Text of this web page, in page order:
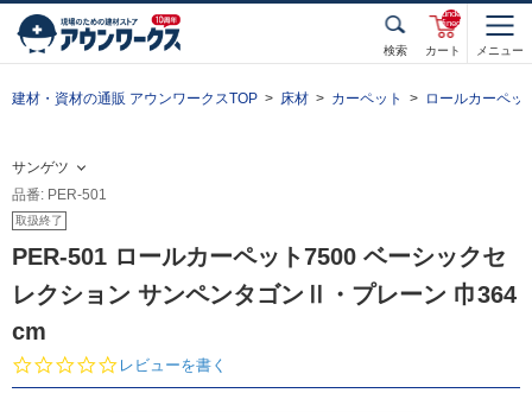
検索 カート
unde
fined
メニュー
建材・資材の通販 アウンワークスTOP 床材 カーペット ロールカーペッ
サンゲツ
品番: PER-501
取扱終了
PER-501 ロールカーペット7500 ベーシックセ
レクション サンペンタゴンⅡ・プレーン 巾364
cm
0.
0
レビューを書く